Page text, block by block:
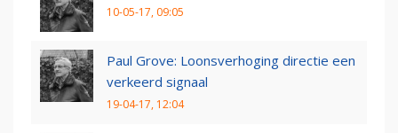
10-05-17, 09:05
Paul Grove: Loonsverhoging directie een
verkeerd signaal
19-04-17, 12:04